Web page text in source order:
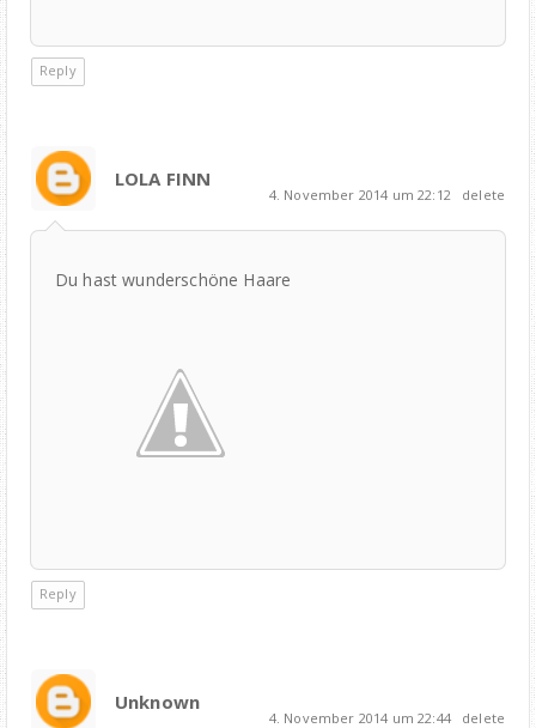
Reply
LOLA FINN
4. November 2014 um 22:12 delete
Du hast wunderschöne Haare
Reply
Unknown
4. November 2014 um 22:44 delete